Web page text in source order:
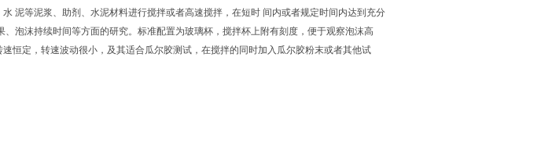
泥等泥浆、助剂、水泥材料进行搅拌或者高速搅拌，在短时 间内或者规定时间内达到充分
泡沫持续时间等方面的研究。标准配置为玻璃杯，搅拌杯上附有刻度，便于观察泡沫高
恒定，转速波动很小，及其适合瓜尔胶测试，在搅拌的同时加入瓜尔胶粉末或者其他试